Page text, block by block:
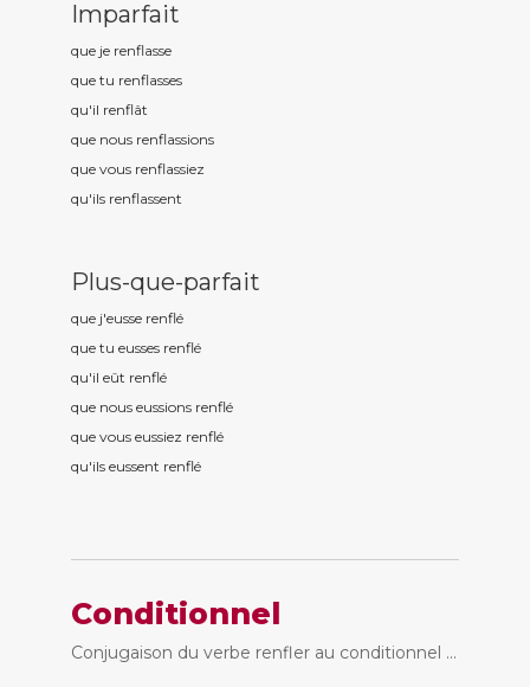
Imparfait
que je renflasse
que tu renflasses
qu'il renflât
que nous renflassions
que vous renflassiez
qu'ils renflassent
Plus-que-parfait
que j'eusse renflé
que tu eusses renflé
qu'il eût renflé
que nous eussions renflé
que vous eussiez renflé
qu'ils eussent renflé
Conditionnel
Conjugaison du verbe renfler au conditionnel ...